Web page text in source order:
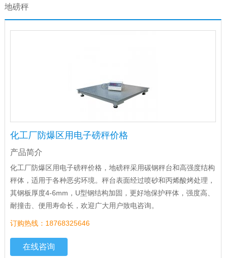
地磅秤
化工厂防爆区用电子磅秤价格
产品简介
化工厂防爆区用电子磅秤价格，地磅秤采用碳钢秤台和高强度结构
秤体，适用于各种恶劣环境。秤台表面经过喷砂和丙烯酸烤处理，
其钢板厚度4-6mm，U型钢结构加固，更好地保护秤体，强度高、
耐撞击、便用寿命长，欢迎广大用户致电咨询。
订购热线：18768325646
在线咨询